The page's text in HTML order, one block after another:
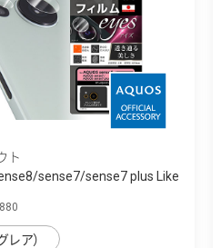
ト
sense7/sense7 plus Like
レア）